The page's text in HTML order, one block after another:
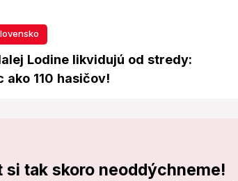
Lodine likvidujú od stredy:
ako 110 hasičov!
tak skoro neoddýchneme!